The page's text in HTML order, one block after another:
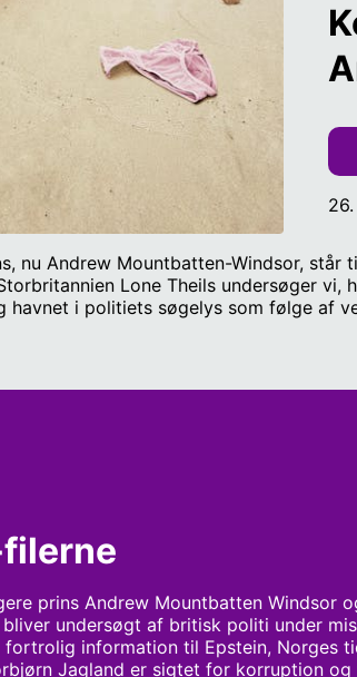
nu Andrew Mountbatten-Windsor,
Lone Theils undersøger
havnet i politiets søgelys som følge af
epstein/files/DataSet%209/
prins Andrew Mountbatten Windsor
bliver undersøgt af britisk politi under
fortrolig information til Epstein, Norges
Jagland er sigtet for korruption og